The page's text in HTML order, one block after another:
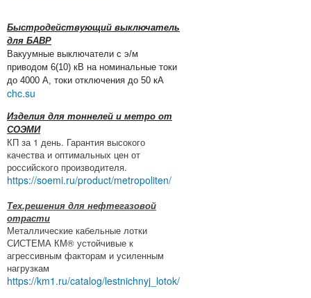
Быстродействующий выключатель
для БАВР
Вакуумные выключатели с э/м
приводом 6(10) кВ на номинальные токи
до 4000 А, токи отключения до 50 кА
chc.su
Изделия для тоннелей и метро от
СОЭМИ
КП за 1 день. Гарантия высокого
качества и оптимальных цен от
российского производителя.
https://soemi.ru/product/metropoliten/
Тех.решения для нефтегазовой
отрасти
Металлические кабельные лотки
СИСТЕМА КМ® устойчивые к
агрессивным факторам и усиленным
нагрузкам
https://km1.ru/catalog/lestnichnyj_lotok/